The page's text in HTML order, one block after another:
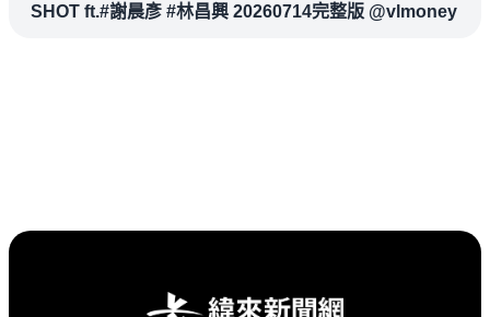
SHOT ft.#謝晨彥 #林昌興 20260714完整版 @vlmoney